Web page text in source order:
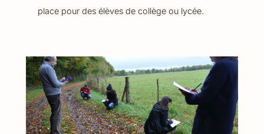
place pour des élèves de collège ou lycée.